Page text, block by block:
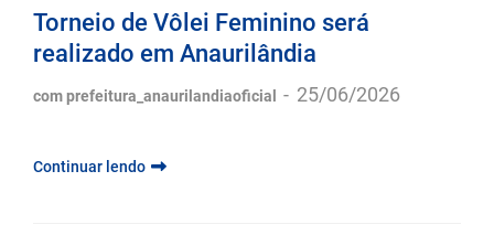
Torneio de Vôlei Feminino será
realizado em Anaurilândia
com prefeitura_anaurilandiaoficial - 25/06/2026
Continuar lendo